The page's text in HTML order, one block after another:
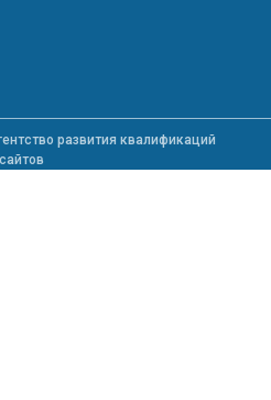
развития квалификаций